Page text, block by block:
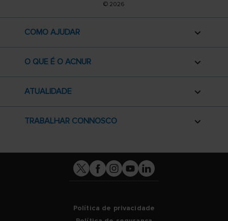
© 2026
COMO AJUDAR
O QUE É O ACNUR
ATUALIDADE
TRABALHAR CONNOSCO
Política de privacidade